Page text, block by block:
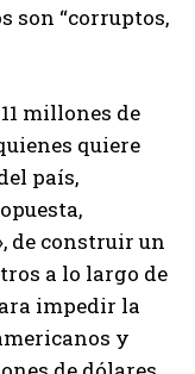
son “corruptos,
millones de
quiere
país,
de construir un
a lo largo de
impedir la
y